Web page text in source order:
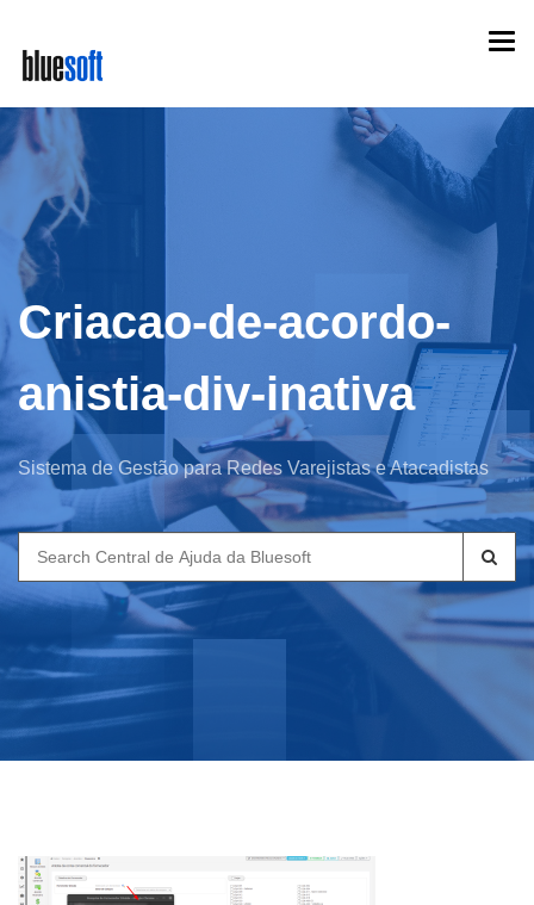
main
content
Criacao-de-acordo-
anistia-div-inativa
Sistema de Gestão para Redes Varejistas e Atacadistas
Search
for: